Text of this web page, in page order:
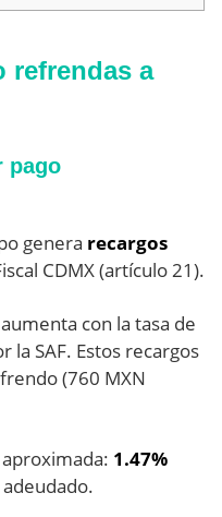
refrendas a
pago
genera recargos
CDMX (artículo 21).
con la tasa de
la SAF. Estos recargos
(760 MXN
1.47%